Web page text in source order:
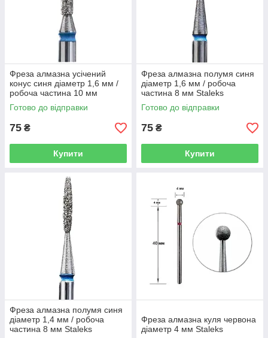
Фреза алмазна усічений
конус синя діаметр 1,6 мм /
робоча частина 10 мм
Staleks
Готово до відправки
75 ₴
Купити
Фреза алмазна полумя синя
діаметр 1,6 мм / робоча
частина 8 мм Staleks
Готово до відправки
75 ₴
Купити
Фреза алмазна полумя синя
діаметр 1,4 мм / робоча
частина 8 мм Staleks
Фреза алмазна куля червона
діаметр 4 мм Staleks